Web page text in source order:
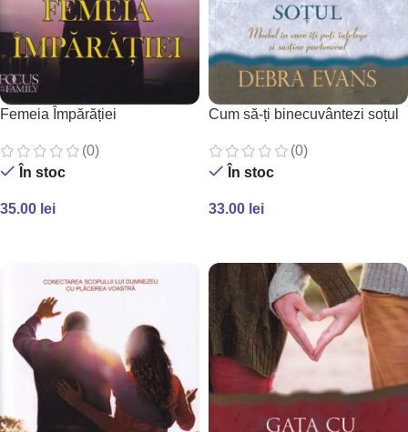
Femeia Împărăției
(0)
În stoc
35.00 lei
Cum să-ți binecuvântezi soțul
(0)
În stoc
33.00 lei